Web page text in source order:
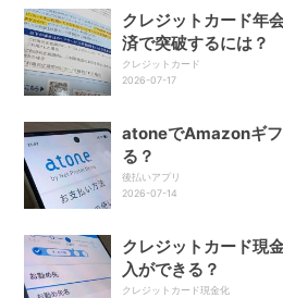
クレジットカード年
済で突破するには？
クレジットカード
2026-07-17
atoneでAmazonギフ
る？
後払いアプリ
2026-07-14
クレジットカード現
入ができる？
クレジットカード現金化